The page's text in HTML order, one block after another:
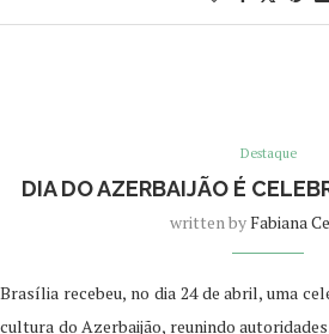
Destaque
DIA DO AZERBAIJÃO É
written byFabiana
Brasília recebeu, no dia 24 de abril, uma
cultura do Azerbaijão, reunindo